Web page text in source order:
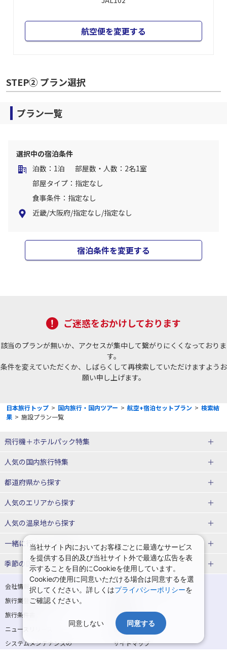
航空便を変更する
STEP② プラン選択
プラン一覧
選択中の宿泊条件
泊数：1泊
部屋数・人数：2名1室
部屋タイプ：指定なし
食事条件：指定なし
近畿/大阪府/指定なし/指定なし
宿泊条件を変更する
ご迷惑をおかけしております
該当のプランが無いか、アクセスが集中して繋がりにくくなっておりま
す。
条件を変えていただくか、しばらくして再検索していただけますようお
願い申し上げます。
日本旅行トップ > 国内旅行・国内ツアー > 航空+宿泊セットプラン > 検索結
果 > 施設プラン一覧
飛行機＋ホテルパック特集
赤い風船ダイナミックパッケージ
ＪＡＬで行く飛行機+ホテルパック
人気の国内旅行特集
東京ディズニーリゾート®への旅
ユニバーサル・スタジオ・ジャパ
都道府県から探す
北海道旅行・ツアー
東北
青森旅行・ツアー
岩手旅行・ツアー
宮城旅行・ツアー
秋田旅行・ツアー
山形旅行・ツアー
福島旅行・ツアー
関東
東京旅行・ツアー
神奈川旅行・ツアー
人気のエリアから探す
函館旅行 札幌旅行
仙台旅行
那須旅行
日光旅行
小笠原旅行
大島旅行
人気の温泉地から探す
北海道
湯の川温泉(北海道)
定山渓温泉(北海道)
十勝川温泉(北海道)
阿寒湖温泉(北海道)
洞爺湖温泉(北海道)
層雲峡温泉(北海道)
知床温泉(北海道)
一緒に行く人から探す
一人旅 国内版
家族・子連れ旅行 国内版
カップル・夫婦旅行 国内版
女子旅 国内版
卒業旅行・学生旅行 国内版
季節の国内旅行特集
桜・お花見特集
ゴールデンウィーク（GW）の国内
旅行
夏休み・お盆の国内旅行
7月の国内旅行
8月の国内旅行
9月の国内旅行
10月の国内旅行
11月の国内旅行
会社情報
プライバシーポリシー
旅行業登録票・約款
旅行条件書
商標について
ニュースリリース
採用情報
システムメンテナンスの
サイトマップ
当社サイト内においてお客様ごとに最適なサービス
を提供する目的及び当社サイト外で最適な広告を表
示することを目的にCookieを使用しています。
Cookieの使用に同意いただける場合は同意するを選
択してください。詳しくはプライバシーポリシーを
ご確認ください。
同意しない 同意する